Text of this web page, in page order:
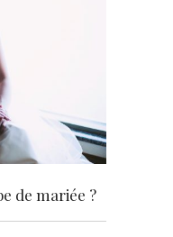
de mariée ?